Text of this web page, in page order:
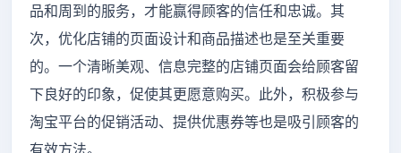
品和周到的服务，才能赢得顾客的信任和忠诚。其
次，优化店铺的页面设计和商品描述也是至关重要
的。一个清晰美观、信息完整的店铺页面会给顾客留
下良好的印象，促使其更愿意购买。此外，积极参与
淘宝平台的促销活动、提供优惠券等也是吸引顾客的
有效方法。